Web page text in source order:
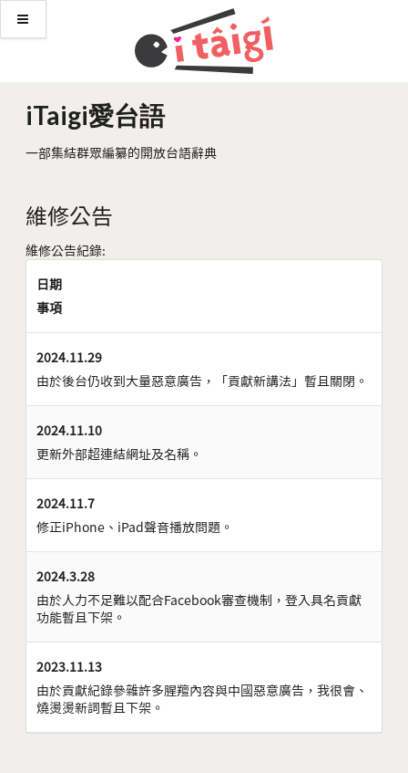
iTaigi愛台語
一部集結群眾編纂的開放台語辭典
維修公告
維修公告紀錄:
日期
事項
2024.11.29
由於後台仍收到大量惡意廣告，「貢獻新講法」暫且關閉。
2024.11.10
更新外部超連結網址及名稱。
2024.11.7
修正iPhone、iPad聲音播放問題。
2024.3.28
由於人力不足難以配合Facebook審查機制，登入具名貢獻
功能暫且下架。
2023.11.13
由於貢獻紀錄參雜許多腥羶內容與中國惡意廣告，我很會、
燒燙燙新詞暫且下架。